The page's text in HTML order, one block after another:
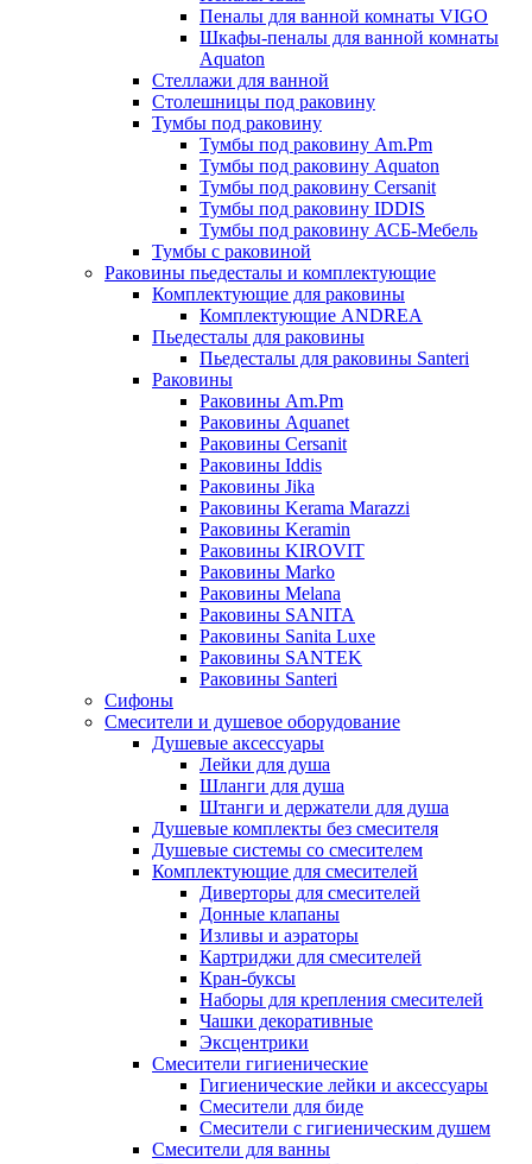
Пеналы для ванной комнаты VIGO
Шкафы-пеналы для ванной комнаты
Aquaton
Стеллажи для ванной
Столешницы под раковину
Тумбы под раковину
Тумбы под раковину Am.Pm
Тумбы под раковину Aquaton
Тумбы под раковину Cersanit
Тумбы под раковину IDDIS
Тумбы под раковину АСБ-Мебель
Тумбы с раковиной
Раковины пьедесталы и комплектующие
Комплектующие для раковины
Комплектующие ANDREA
Пьедесталы для раковины
Пьедесталы для раковины Santeri
Раковины
Раковины Am.Pm
Раковины Aquanet
Раковины Cersanit
Раковины Iddis
Раковины Jika
Раковины Kerama Marazzi
Раковины Keramin
Раковины KIROVIT
Раковины Marko
Раковины Melana
Раковины SANITA
Раковины Sanita Luxe
Раковины SANTEK
Раковины Santeri
Сифоны
Смесители и душевое оборудование
Душевые аксессуары
Лейки для душа
Шланги для душа
Штанги и держатели для душа
Душевые комплекты без смесителя
Душевые системы со смесителем
Комплектующие для смесителей
Диверторы для смесителей
Донные клапаны
Изливы и аэраторы
Картриджи для смесителей
Кран-буксы
Наборы для крепления смесителей
Чашки декоративные
Эксцентрики
Смесители гигиенические
Гигиенические лейки и аксессуары
Смесители для биде
Смесители с гигиеническим душем
Смесители для ванны